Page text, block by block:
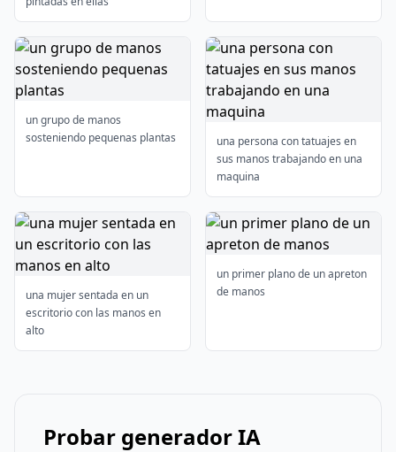
un grupo de manos
sosteniendo pequenas plantas
una persona con tatuajes en
sus manos trabajando en una
maquina
una mujer sentada en un
escritorio con las manos en
alto
un primer plano de un apreton
de manos
Probar generador IA